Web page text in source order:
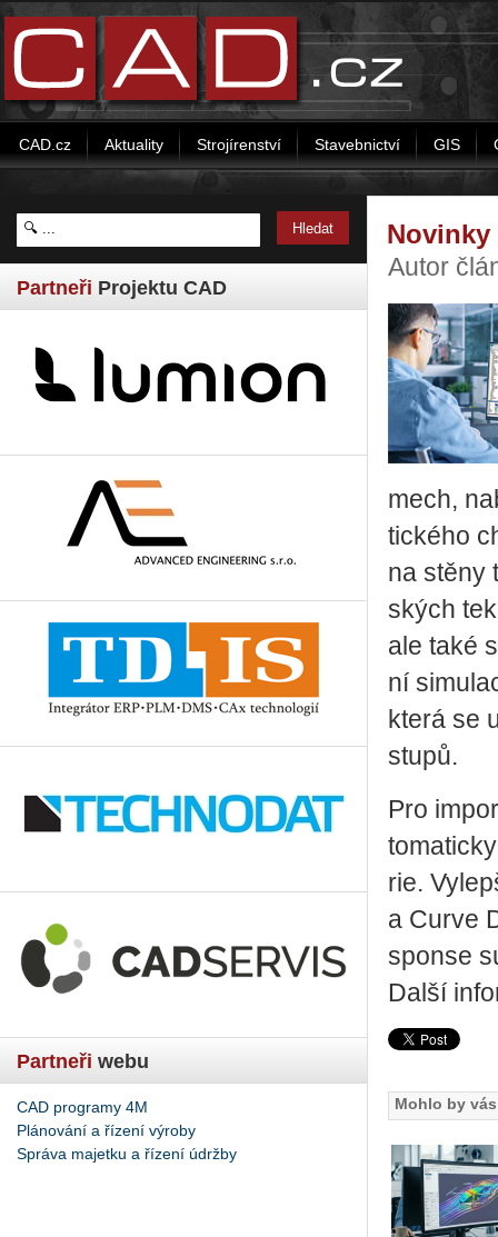
CAD.cz Aktuality Strojírenství Stavebnictví GIS
Partneři Projektu CAD
Partneři webu
CAD programy 4M
Plánování a řízení výroby
Správa majetku a řízení údržby
Novinky
Autor
mech,
tic­ké­ho
na stěny
ských
ale také
ní
která se
stu­pů.
Pro
rie.
a Curve
spon­se
Další
Mohlo by